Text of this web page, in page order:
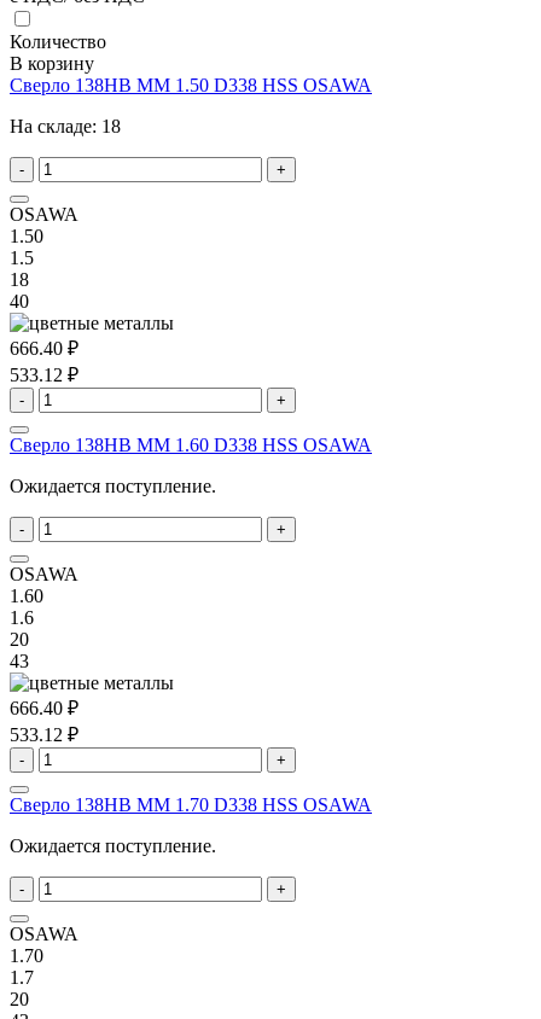
Количество
В корзину
Сверло 138HB MM 1.50 D338 HSS OSAWA
На складе: 18
- +
OSAWA
1.50
1.5
18
40
666.40 ₽
533.12 ₽
- +
Сверло 138HB MM 1.60 D338 HSS OSAWA
Ожидается поступление.
- +
OSAWA
1.60
1.6
20
43
666.40 ₽
533.12 ₽
- +
Сверло 138HB MM 1.70 D338 HSS OSAWA
Ожидается поступление.
- +
OSAWA
1.70
1.7
20